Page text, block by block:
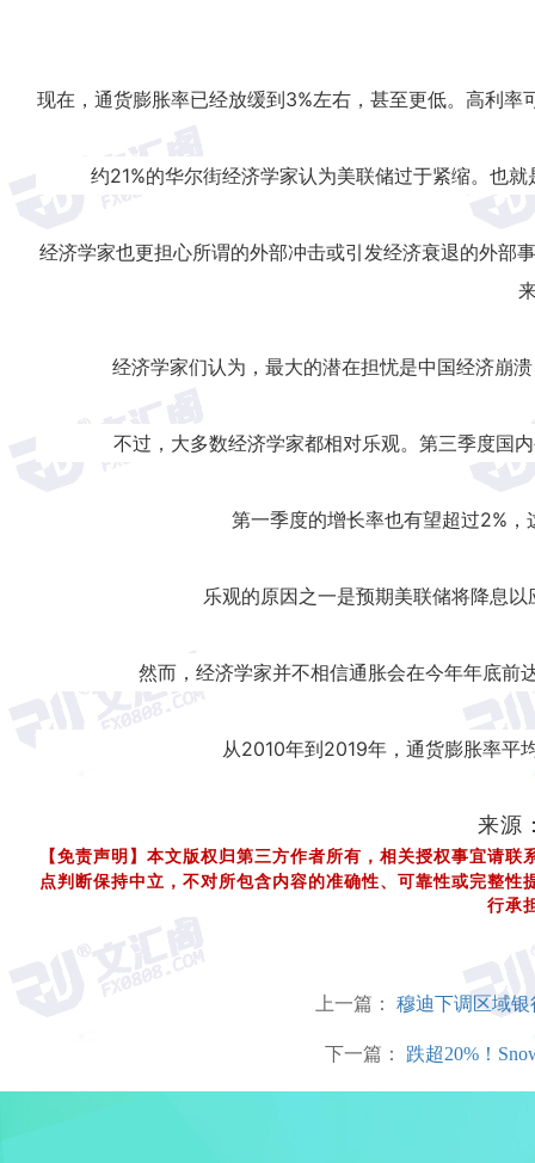
现在，通货膨胀率已经放缓到3%左右，甚至更低。高利
约21%的华尔街经济学家认为美联储过于紧缩。也
经济学家也更担心所谓的外部冲击或引发经济衰退的外部
经济学家们认为，最大的潜在担忧是中国经济崩
不过，大多数经济学家都相对乐观。第三季度国
第一季度的增长率也有望超过2%，
乐观的原因之一是预期美联储将降息
然而，经济学家并不相信通胀会在今年年底前
从2010年到2019年，通货膨胀率平
来源
【免责声明】本文版权归第三方作者所有，相关授权事宜请联
点判断保持中立，不对所包含内容的准确性、可靠性或完整
行承
上一篇： 穆迪下调区域
下一篇： 跌超20%！